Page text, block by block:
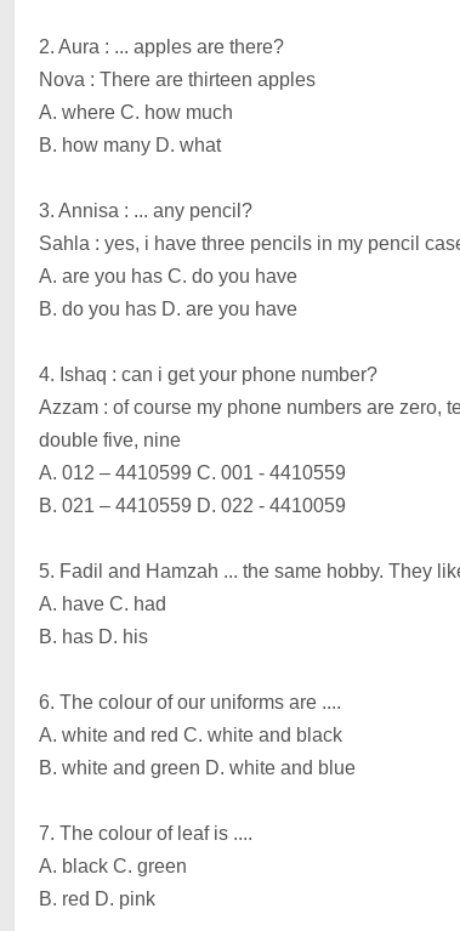
2. Aura : ... apples are there?
Nova : There are thirteen apples
A. where C. how much
B. how many D. what
3. Annisa : ... any pencil?
Sahla : yes, i have three pencils in my pencil
A. are you has C. do you have
B. do you has D. are you have
4. Ishaq : can i get your phone number?
Azzam : of course my phone numbers are zero,
double five, nine
A. 012 – 4410599 C. 001 - 4410559
B. 021 – 4410559 D. 022 - 4410059
5. Fadil and Hamzah ... the same hobby. They
A. have C. had
B. has D. his
6. The colour of our uniforms are ....
A. white and red C. white and black
B. white and green D. white and blue
7. The colour of leaf is ....
A. black C. green
B. red D. pink